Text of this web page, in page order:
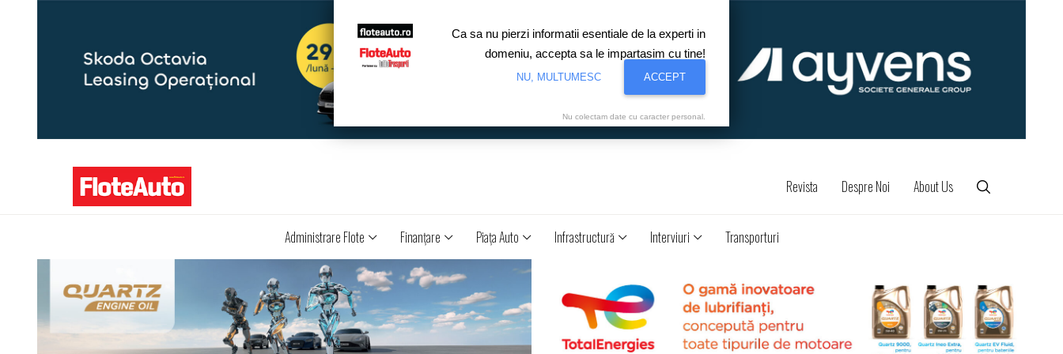
Revista Despre Noi About Us
Administrare Flote Finanţare Piaţa Auto Infrastructură Interviuri Transporturi
Ca sa nu pierzi informatii esentiale de la experti in
domeniu, accepta sa le impartasim cu tine!
NU, MULTUMESC ACCEPT
Nu colectam date cu caracter personal.